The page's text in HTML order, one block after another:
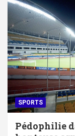
SPORTS
Pédophilie